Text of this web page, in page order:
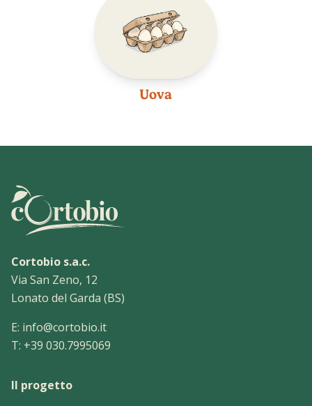
Uova
Cortobio s.a.c.
Via San Zeno, 12
Lonato del Garda (BS)
E: info@cortobio.it
T: +39 030.7995069
Il progetto